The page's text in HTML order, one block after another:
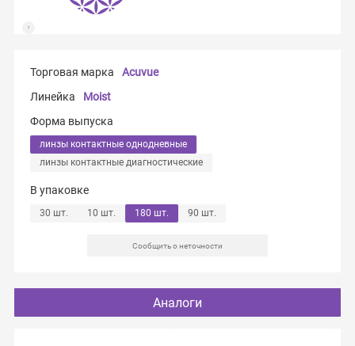
Торговая марка
Acuvue
Линейка
Moist
Форма выпуска
линзы контактные однодневные
линзы контактные диагностические
В упаковке
30 шт. 10 шт. 180 шт. 90 шт.
Сообщить о неточности
Аналоги